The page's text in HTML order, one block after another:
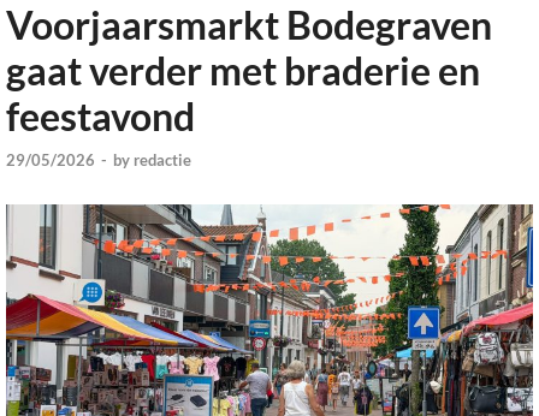
Voorjaarsmarkt Bodegraven
gaat verder met braderie en
feestavond
29/05/2026 - by redactie